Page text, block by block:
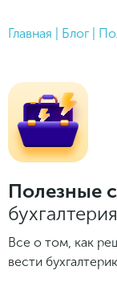
Услуги
Фитнес
2021
2019
2018
2017
Calltouch
Mental
Аналитика
Финансы и
Законы и
Старт и
Продажи
Callday
Главная Блог
Полезные
бухгалтерия
Все о том, как
вести